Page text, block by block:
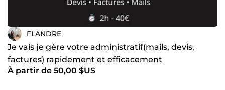
FLANDRE
Je vais je gère votre administratif(mails, devis,
factures) rapidement et efficacement
À partir de 50,00 $US